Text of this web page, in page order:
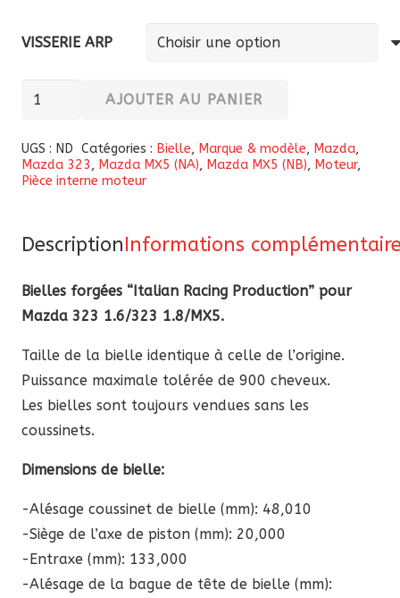
VISSERIE ARP
quantité
Bielles
forgées
Mazda
1.6L/323
1.8L/MX5
AJOUTER AU PANIER
UGS : ND Catégories : Bielle, Marque & modèle, Mazda,
Mazda 323, Mazda MX5 (NA), Mazda MX5 (NB), Moteur,
Pièce interne moteur
DescriptionInformations
Bielles forgées “Italian Racing Production” pour
Mazda 323 1.6/323 1.8/MX5.
Taille de la bielle identique à celle de l’origine.
Puissance maximale tolérée de 900 cheveux.
Les bielles sont toujours vendues sans les
coussinets.
Dimensions de bielle:
-Alésage coussinet de bielle (mm): 48,010
-Siège de l’axe de piston (mm): 20,000
-Entraxe (mm): 133,000
-Alésage de la bague de tête de bielle (mm):